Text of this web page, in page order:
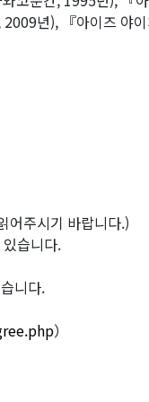
년), 『아이즈 야
어주시기 바랍니다.)
습니다.
니다.
）